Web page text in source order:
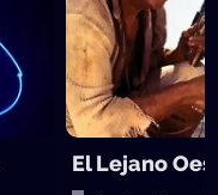
El Lejano